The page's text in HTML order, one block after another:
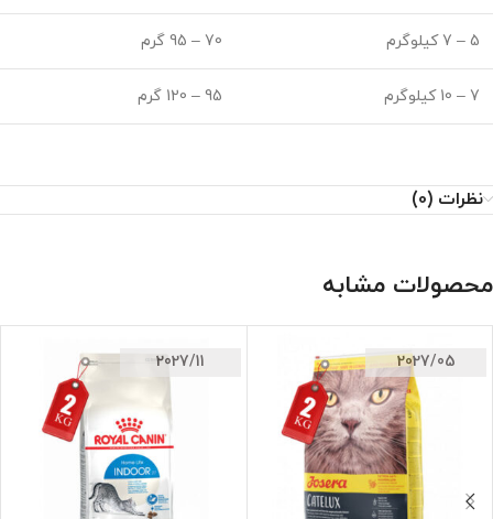
5 – 7 کیلوگرم 70 – 95 گرم
7 – 10 کیلوگرم 95 – 120 گرم
نظرات (0)
محصولات مشابه
2027/05
2027/11